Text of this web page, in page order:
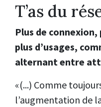
T’as du
Plus de connexion,
plus d’usages,
alternant entre
«(...) Comme
l’augmentation de